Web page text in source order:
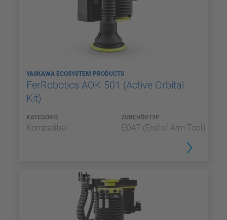
YASKAWA ECOSYSTEM PRODUCTS
FerRobotics AOK 501 (Active Orbital
Kit)
KATEGORIE
Kompatibel
ZUBEHÖRTYP
EOAT (End of Arm Tool)